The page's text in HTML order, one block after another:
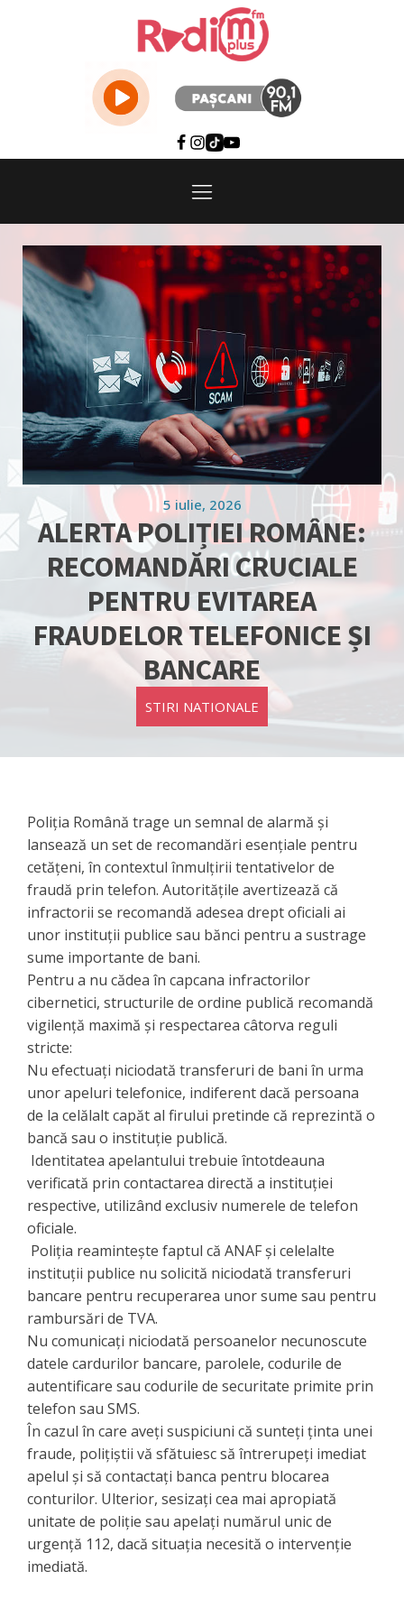
5 iulie, 2026
ALERTA POLIȚIEI ROMÂNE:
RECOMANDĂRI CRUCIALE
PENTRU EVITAREA
FRAUDELOR TELEFONICE ȘI
BANCARE
STIRI NATIONALE
Poliția Română trage un semnal de alarmă și
lansează un set de recomandări esențiale pentru
cetățeni, în contextul înmulțirii tentativelor de
fraudă prin telefon. Autoritățile avertizează că
infractorii se recomandă adesea drept oficiali ai
unor instituții publice sau bănci pentru a sustrage
sume importante de bani.
Pentru a nu cădea în capcana infractorilor
cibernetici, structurile de ordine publică recomandă
vigilență maximă și respectarea câtorva reguli
stricte:
​Nu efectuați niciodată transferuri de bani în urma
unor apeluri telefonice, indiferent dacă persoana
de la celălalt capăt al firului pretinde că reprezintă o
bancă sau o instituție publică.
​ Identitatea apelantului trebuie întotdeauna
verificată prin contactarea directă a instituției
respective, utilizând exclusiv numerele de telefon
oficiale.
​ Poliția reamintește faptul că ANAF și celelalte
instituții publice nu solicită niciodată transferuri
bancare pentru recuperarea unor sume sau pentru
rambursări de TVA.
​Nu comunicați niciodată persoanelor necunoscute
datele cardurilor bancare, parolele, codurile de
autentificare sau codurile de securitate primite prin
telefon sau SMS.
În cazul în care aveți suspiciuni că sunteți ținta unei
fraude, polițiștii vă sfătuiesc să întrerupeți imediat
apelul și să contactați banca pentru blocarea
conturilor. Ulterior, sesizați cea mai apropiată
unitate de poliție sau apelați numărul unic de
urgență 112, dacă situația necesită o intervenție
imediată.